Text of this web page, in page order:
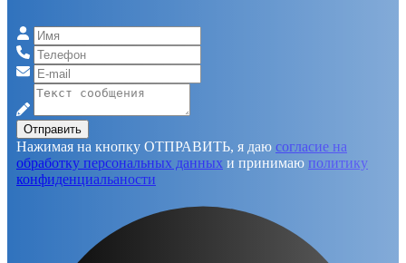
Отправить
Нажимая на кнопку ОТПРАВИТЬ, я даю согласие на
обработку персональных данных и принимаю политику
конфиденциальаности